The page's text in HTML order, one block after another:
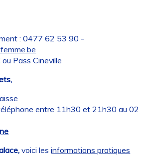
: 0477 62 53 90 -
Pass Cineville
entre 11h30 et 21h30 au 02
voici lesinformations pratiques